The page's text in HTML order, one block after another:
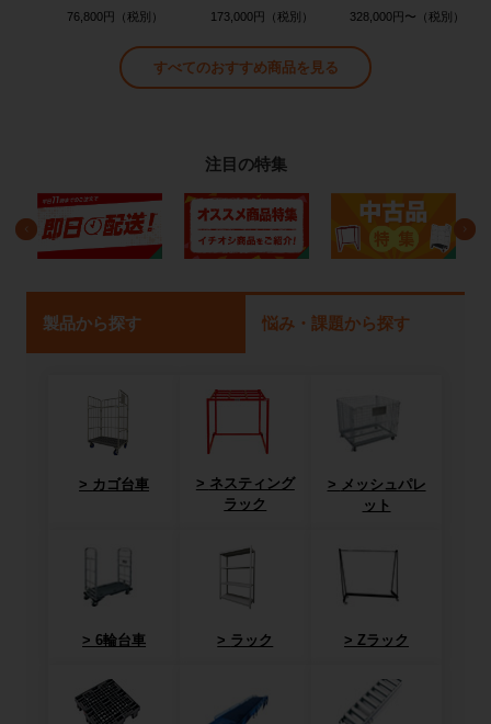
76,800円 173,000円 328,000円〜
すべてのおすすめ商品を見る
注目の特集
製品から探す 悩み・課題から探す
カゴ台車
ネスティング
ラック
メッシュパレ
ット
6輪台車 ラック Zラック